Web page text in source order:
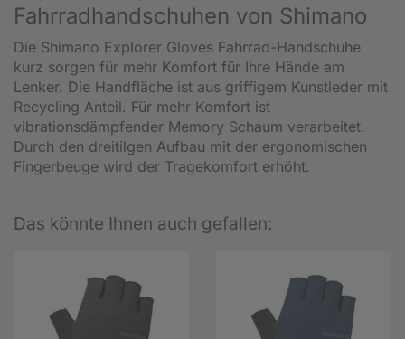
Fahrradhandschuhen von Shimano
Die Shimano Explorer Gloves Fahrrad-Handschuhe
kurz sorgen für mehr Komfort für Ihre Hände am
Lenker. Die Handfläche ist aus griffigem Kunstleder mit
Recycling Anteil. Für mehr Komfort ist
vibrationsdämpfender Memory Schaum verarbeitet.
Durch den dreitilgen Aufbau mit der ergonomischen
Fingerbeuge wird der Tragekomfort erhöht.
Das könnte Ihnen auch gefallen: